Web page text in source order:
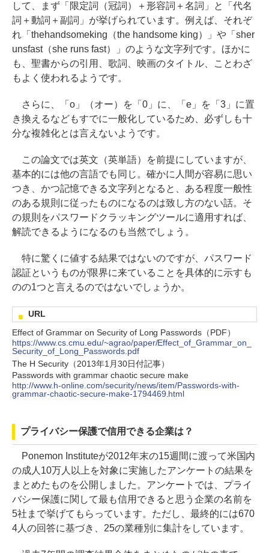
して、まず「限定詞（冠詞）＋形容詞＋名詞」と「代名
詞＋動詞＋副詞」が挙げられています。例えば、それぞ
れ「thehandsomeking（the handsome king）」や「sher
unsfast（she runs fast）」のような文字列です。ほかに
も、聖書からの引用、歌詞、映画のタイトル、ことわざ
もよく使われるようです。
さらに、「o」（オー）を「0」に、「e」を「3」に置
き換えるなどもすでに一般化しているため、必ずしも十
分な複雑化とは言えないようです。
この論文では英文（英単語）を前提にしていますが、
基本的には他の言語でも同じ。確かに人間が容易に思い
つき、かつ記憶できる文字列となると、ある程度一般性
のある規則に従ったものになるのは致し方のない話。そ
の規則をパスワードクラッキングツールに適用すれば、
解読できるようになるのも当然でしょう。
特に驚くに値する結果ではないのですが、パスワード
認証というものが限界に来ていることを具体的に示すも
のの1つと言えるのではないでしょうか。
URL
Effect of Grammar on Security of Long Passwords（PDF）
https://www.cs.cmu.edu/~agrao/paper/Effect_of_Grammar_on_
Security_of_Long_Passwords.pdf
The H Security（2013年1月30日付記事）
Passwords with grammar chaotic secure make
http://www.h-online.com/security/news/item/Passwords-with-
grammar-chaotic-secure-make-1794469.html
プライバシー保護で信用できる企業は？
Ponemon Instituteが2012年末の15週間に渡って米国内
の成人10万人以上を対象に実施したアンケートの結果を
まとめたものを公開しました。アンケートでは、プライ
バシー保護に関して最も信用できると思う企業の名前を
5社まで挙げてもらっています。ただし、最終的には670
4人の回答に基づき、25の業種別に集計をしています。